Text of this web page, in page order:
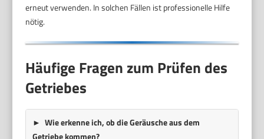
erneut verwenden. In solchen Fällen ist professionelle Hilfe
nötig.
Häufige Fragen zum Prüfen des
Getriebes
Wie erkenne ich, ob die Geräusche aus dem
Getriebe kommen?